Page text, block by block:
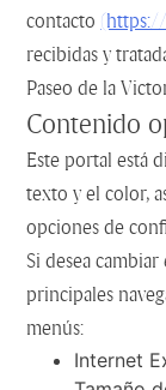
contacto
recibidas y
Paseo de la
Contenido
Este portal está
texto y el color,
opciones de
Si desea
principales
menús:
Internet